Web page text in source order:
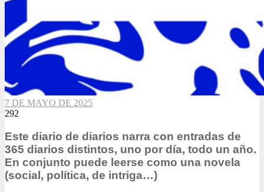
7 DE MAYO DE 2025
292
Este diario de diarios narra con entradas de
365 diarios distintos, uno por día, todo un año.
En conjunto puede leerse como una novela
(social, política, de intriga…)